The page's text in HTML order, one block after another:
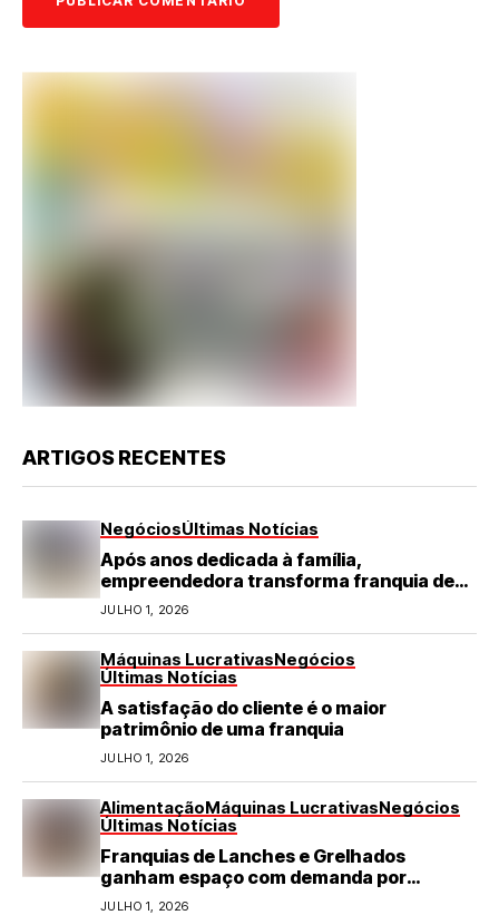
ARTIGOS RECENTES
NegóciosÚltimas Notícias
Após anos dedicada à família,
empreendedora transforma franquia de
turismo em negócio de destaque no RN
JULHO 1, 2026
Máquinas LucrativasNegócios
Últimas Notícias
A satisfação do cliente é o maior
patrimônio de uma franquia
JULHO 1, 2026
AlimentaçãoMáquinas LucrativasNegócios
Últimas Notícias
Franquias de Lanches e Grelhados
ganham espaço com demanda por
refeições rápidas e de qualidade
JULHO 1, 2026